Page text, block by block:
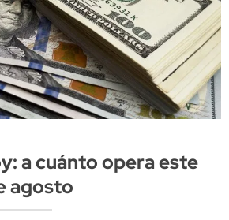
a cuánto opera este
agosto